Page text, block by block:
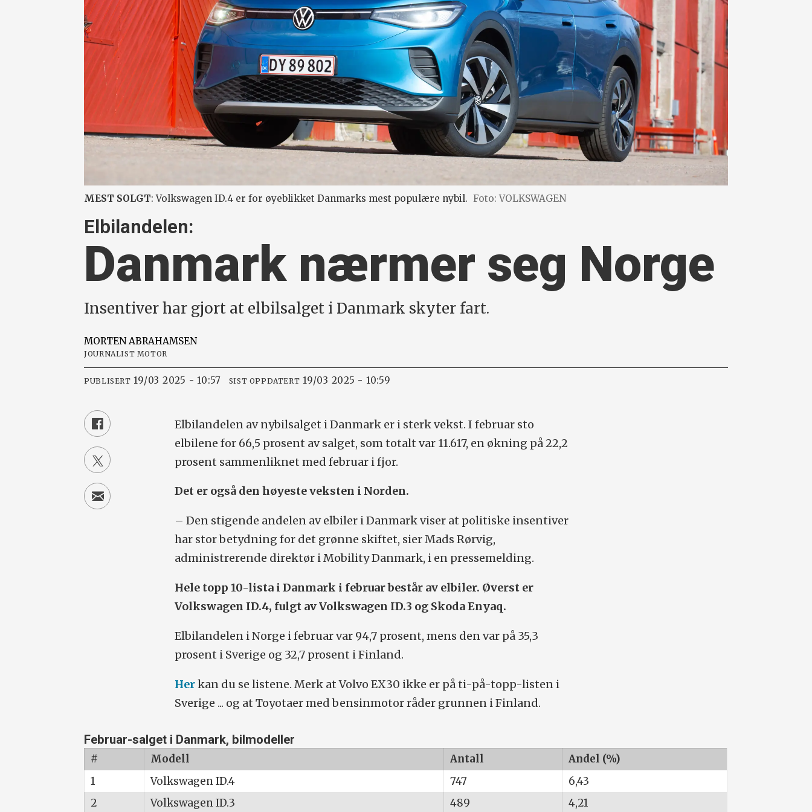
MEST SOLGT: Volkswagen ID.4 er for øyeblikket Danmarks mest populære nybil. Foto: VOLKSWAGEN
Elbilandelen:
Danmark nærmer seg Norge
Insentiver har gjort at elbilsalget i Danmark skyter fart.
MORTEN ABRAHAMSEN
JOURNALIST MOTOR
PUBLISERT 19/03 2025 - 10:57 SIST OPPDATERT 19/03 2025 - 10:59
Elbilandelen av nybilsalget i Danmark er i sterk vekst. I februar sto
elbilene for 66,5 prosent av salget, som totalt var 11.617, en økning på 22,2
prosent sammenliknet med februar i fjor.
Det er også den høyeste veksten i Norden.
– Den stigende andelen av elbiler i Danmark viser at politiske insentiver
har stor betydning for det grønne skiftet, sier Mads Rørvig,
administrerende direktør i Mobility Danmark, i en pressemelding.
Hele topp 10-lista i Danmark i februar består av elbiler. Øverst er
Volkswagen ID.4, fulgt av Volkswagen ID.3 og Skoda Enyaq.
Elbilandelen i Norge i februar var 94,7 prosent, mens den var på 35,3
prosent i Sverige og 32,7 prosent i Finland.
Herkan du se listene. Merk at Volvo EX30 ikke er på ti-på-topp-listen i
Sverige ... og at Toyotaer med bensinmotor råder grunnen i Finland.
Februar-salget i Danmark, bilmodeller
# Modell Antall
Andel (%)
1
Volkswagen ID.4 747
6,43
2
Volkswagen ID.3 489 4,21